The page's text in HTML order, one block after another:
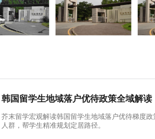
芥末留学宏观解读韩国留学生地域落户优待梯度
人群，帮学生精准规划定居路径。